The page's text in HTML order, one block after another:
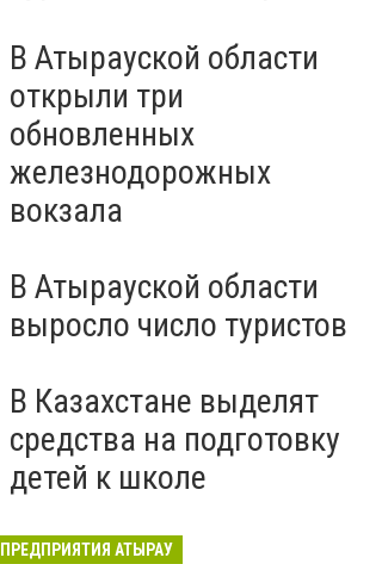
В Атырауской области
открыли три
обновленных
железнодорожных
вокзала
В Атырауской области
выросло число туристов
В Казахстане выделят
средства на подготовку
детей к школе
ПРЕДПРИЯТИЯ АТЫРАУ